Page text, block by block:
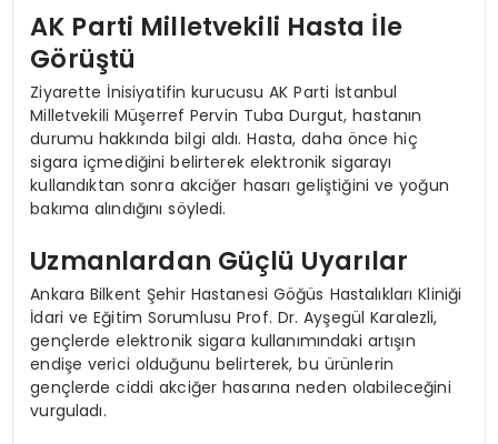
AK Parti Milletvekili Hasta İle
Görüştü
Ziyarette İnisiyatifin kurucusu AK Parti İstanbul
Milletvekili Müşerref Pervin Tuba Durgut, hastanın
durumu hakkında bilgi aldı. Hasta, daha önce hiç
sigara içmediğini belirterek elektronik sigarayı
kullandıktan sonra akciğer hasarı geliştiğini ve yoğun
bakıma alındığını söyledi.
Uzmanlardan Güçlü Uyarılar
Ankara Bilkent Şehir Hastanesi Göğüs Hastalıkları Kliniği
İdari ve Eğitim Sorumlusu Prof. Dr. Ayşegül Karalezli,
gençlerde elektronik sigara kullanımındaki artışın
endişe verici olduğunu belirterek, bu ürünlerin
gençlerde ciddi akciğer hasarına neden olabileceğini
vurguladı.